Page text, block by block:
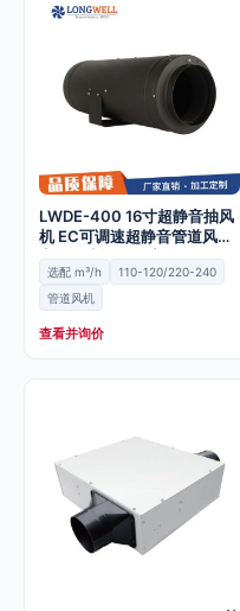
LWDE-400 16寸超静音抽风
机 EC可调速超静音管道风机
家用卫生间换气扇
选配 m³/h
110-120/220-240
管道风机
查看并询价